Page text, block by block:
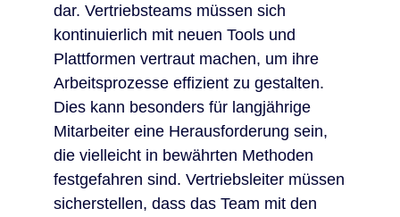
dar. Vertriebsteams müssen sich
kontinuierlich mit neuen Tools und
Plattformen vertraut machen, um ihre
Arbeitsprozesse effizient zu gestalten.
Dies kann besonders für langjährige
Mitarbeiter eine Herausforderung sein,
die vielleicht in bewährten Methoden
festgefahren sind. Vertriebsleiter müssen
sicherstellen, dass das Team mit den